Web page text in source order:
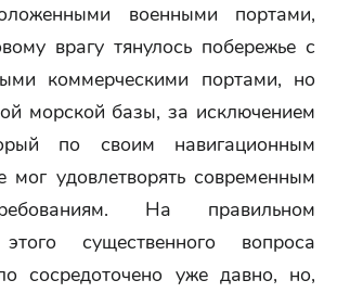
военными портами,
врагу тянулось побережье с
коммерческими портами, но
морской базы, за исключением
по своим навигационным
мог удовлетворять современным
На правильном
существенного вопроса
сосредоточено уже давно, но,